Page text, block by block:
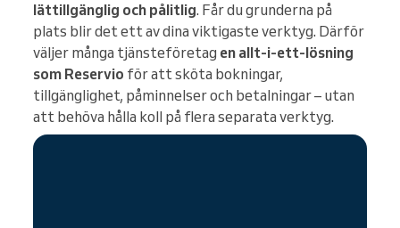
lättillgänglig och pålitlig. Får du grunderna på
plats blir det ett av dina viktigaste verktyg. Därför
väljer många tjänsteföretag en allt-i-ett-lösning
som Reservio för att sköta bokningar,
tillgänglighet, påminnelser och betalningar – utan
att behöva hålla koll på flera separata verktyg.